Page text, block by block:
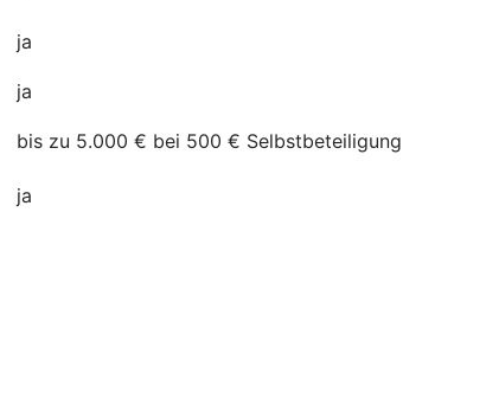
ja
ja
bis zu 5.000 € bei 500 € Selbstbeteiligung
ja